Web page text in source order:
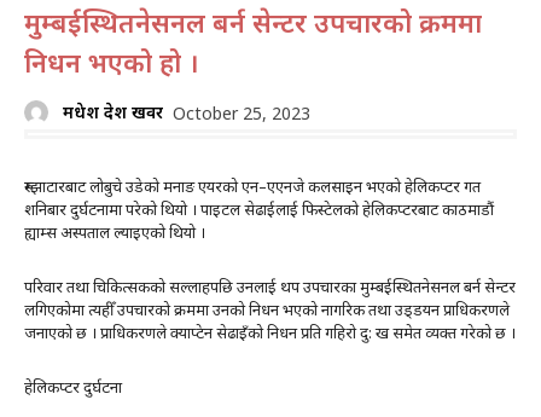
मुम्बईस्थितनेसनल बर्न सेन्टर उपचारको क्रममा
निधन भएको हो ।
मधेश प्रदेश खवर October 25, 2023
रुम्झाटारबाट लोबुचे उडेको मनाङ एयरको एन–एएनजे कलसाइन भएको हेलिकप्टर गत
शनिबार दुर्घटनामा परेको थियो । पाइटल सेढाईलाई फिस्टेलको हेलिकप्टरबाट काठमाडौं
ह्याम्स अस्पताल ल्याइएको थियो ।
परिवार तथा चिकित्सकको सल्लाहपछि उनलाई थप उपचारका मुम्बईस्थितनेसनल बर्न सेन्टर
लगिएकोमा त्यहीँ उपचारको क्रममा उनको निधन भएको नागरिक तथा उड्‍डयन प्राधिकरणले
जनाएको छ । प्राधिकरणले क्याप्टेन सेढाइँको निधन प्रति गहिरो दु: ख समेत व्यक्त गरेको छ ।
हेलिकप्टर दुर्घटना